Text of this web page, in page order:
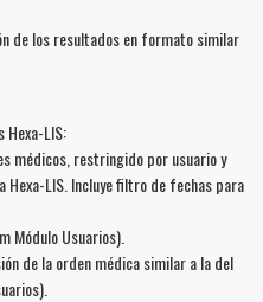
de los resultados en formato similar
LIS:
médicos, restringido por usuario y
Hexa-LIS. Incluye filtro de fechas para
Módulo Usuarios).
de la orden médica similar a la del